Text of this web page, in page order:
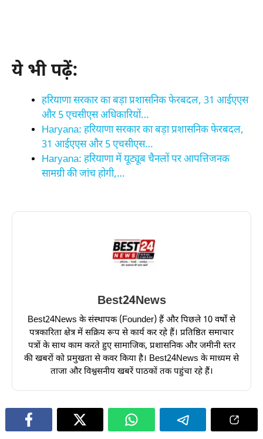
ये भी पढ़ें:
हरियाणा सरकार का बड़ा प्रशासनिक फेरबदल, 31 आईएएस
और 5 एचसीएस अधिकारियों…
Haryana: हरियाणा सरकार का बड़ा प्रशासनिक फेरबदल,
31 आईएएस और 5 एचसीएस…
Haryana: हरियाणा में यूट्यूब चैनलों पर आपत्तिजनक
सामग्री की जांच होगी,…
Best24News
Best24News के संस्थापक (Founder) हैं और पिछले 10 वर्षों से
पत्रकारिता क्षेत्र में सक्रिय रूप से कार्य कर रहे हैं। प्रतिष्ठित समाचार
पत्रों के साथ काम करते हुए सामाजिक, प्रशासनिक और जमीनी स्तर
की खबरों को प्रमुखता से कवर किया है। Best24News के माध्यम से
ताजा और विश्वसनीय खबरें पाठकों तक पहुंचा रहे हैं।